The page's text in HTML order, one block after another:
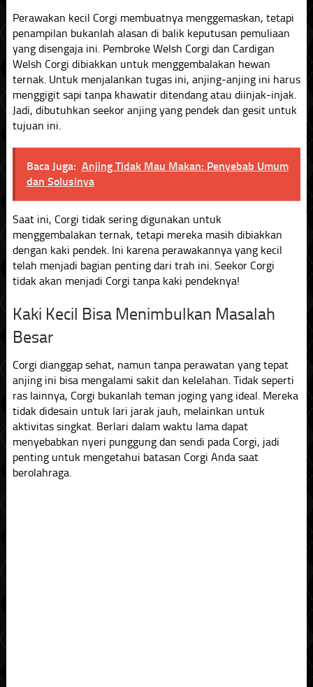
Perawakan kecil Corgi membuatnya menggemaskan, tetapi
penampilan bukanlah alasan di balik keputusan pemuliaan
yang disengaja ini. Pembroke Welsh Corgi dan Cardigan
Welsh Corgi dibiakkan untuk menggembalakan hewan
ternak. Untuk menjalankan tugas ini, anjing-anjing ini harus
menggigit sapi tanpa khawatir ditendang atau diinjak-injak.
Jadi, dibutuhkan seekor anjing yang pendek dan gesit untuk
tujuan ini.
Baca Juga: Anjing Tidak Mau Makan: Penyebab Umum
dan Solusinya
Saat ini, Corgi tidak sering digunakan untuk
menggembalakan ternak, tetapi mereka masih dibiakkan
dengan kaki pendek. Ini karena perawakannya yang kecil
telah menjadi bagian penting dari trah ini. Seekor Corgi
tidak akan menjadi Corgi tanpa kaki pendeknya!
Kaki Kecil Bisa Menimbulkan Masalah
Besar
Corgi dianggap sehat, namun tanpa perawatan yang tepat
anjing ini bisa mengalami sakit dan kelelahan. Tidak seperti
ras lainnya, Corgi bukanlah teman joging yang ideal. Mereka
tidak didesain untuk lari jarak jauh, melainkan untuk
aktivitas singkat. Berlari dalam waktu lama dapat
menyebabkan nyeri punggung dan sendi pada Corgi, jadi
penting untuk mengetahui batasan Corgi Anda saat
berolahraga.